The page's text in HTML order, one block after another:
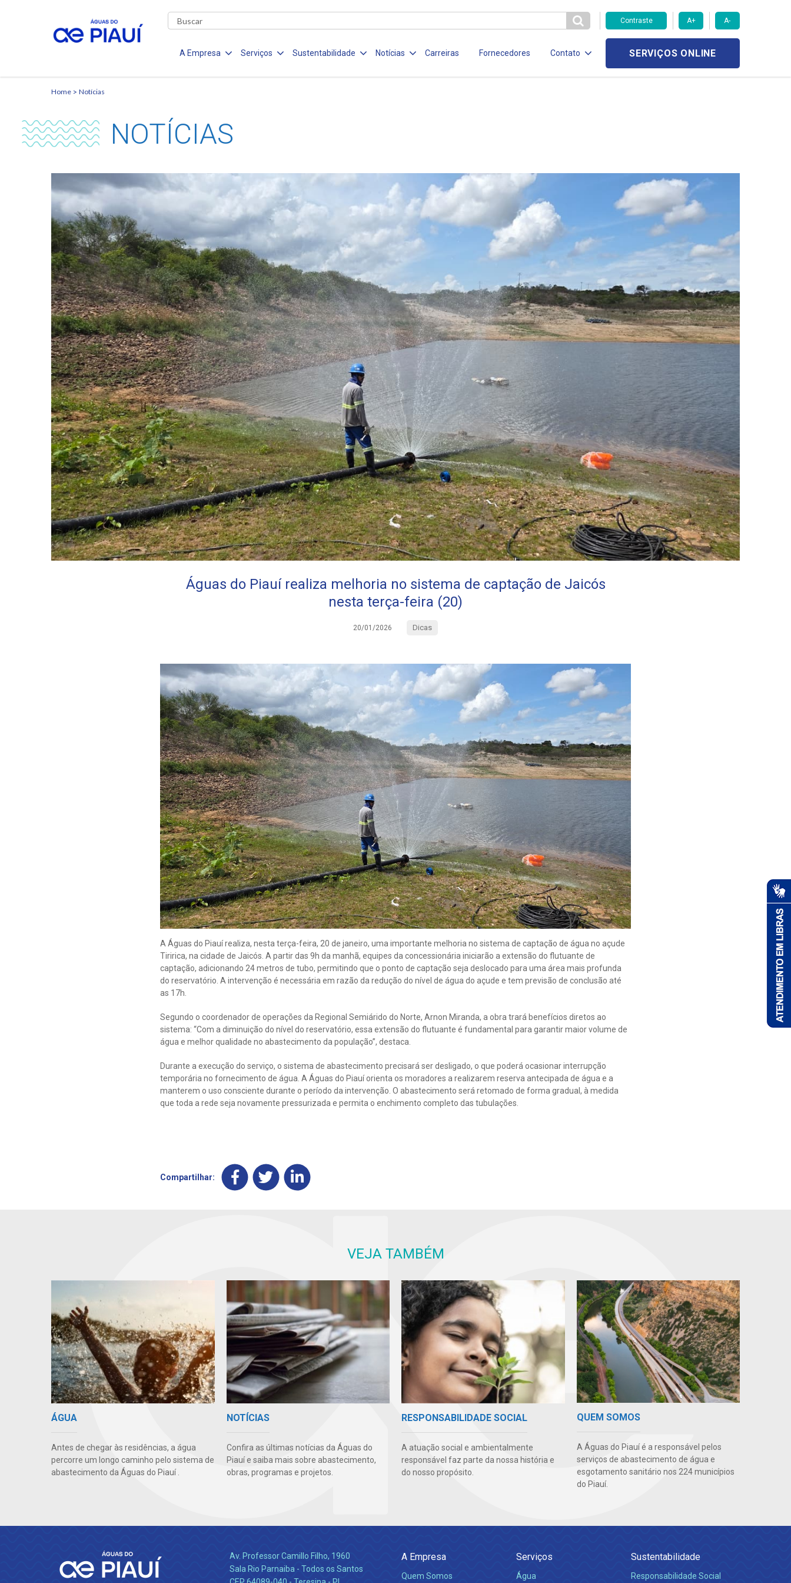
Contraste A+ A-
A Empresa Serviços Sustentabilidade Notícias Carreiras Fornecedores Contato SERVIÇOS ONLINE
Home Notícias
NOTÍCIAS
Águas do Piauí realiza melhoria no sistema de captação de Jaicós
nesta terça-feira (20)
20/01/2026 Dicas
A Águas do Piauí realiza, nesta terça-feira, 20 de janeiro, uma importante melhoria no sistema de captação de água no açude
Tiririca, na cidade de Jaicós. A partir das 9h da manhã, equipes da concessionária iniciarão a extensão do flutuante de
captação, adicionando 24 metros de tubo, permitindo que o ponto de captação seja deslocado para uma área mais profunda
do reservatório. A intervenção é necessária em razão da redução do nível de água do açude e tem previsão de conclusão até
as 17h.
Segundo o coordenador de operações da Regional Semiárido do Norte, Arnon Miranda, a obra trará benefícios diretos ao
sistema: “Com a diminuição do nível do reservatório, essa extensão do flutuante é fundamental para garantir maior volume de
água e melhor qualidade no abastecimento da população”, destaca.
Durante a execução do serviço, o sistema de abastecimento precisará ser desligado, o que poderá ocasionar interrupção
temporária no fornecimento de água. A Águas do Piauí orienta os moradores a realizarem reserva antecipada de água e a
manterem o uso consciente durante o período da intervenção. O abastecimento será retomado de forma gradual, à medida
que toda a rede seja novamente pressurizada e permita o enchimento completo das tubulações.
Compartilhar:
VEJA TAMBÉM
ÁGUA
Antes de chegar às residências, a água
percorre um longo caminho pelo sistema de
abastecimento da Águas do Piauí .
NOTÍCIAS
Confira as últimas notícias da Águas do
Piauí e saiba mais sobre abastecimento,
obras, programas e projetos.
RESPONSABILIDADE SOCIAL
A atuação social e ambientalmente
responsável faz parte da nossa história e
do nosso propósito.
QUEM SOMOS
A Águas do Piauí é a responsável pelos
serviços de abastecimento de água e
esgotamento sanitário nos 224 municípios
do Piauí.
Av. Professor Camillo Filho, 1960
Sala Rio Parnaiba - Todos os Santos
A Empresa
Quem Somos
Serviços
Água
Sustentabilidade
Responsabilidade Social